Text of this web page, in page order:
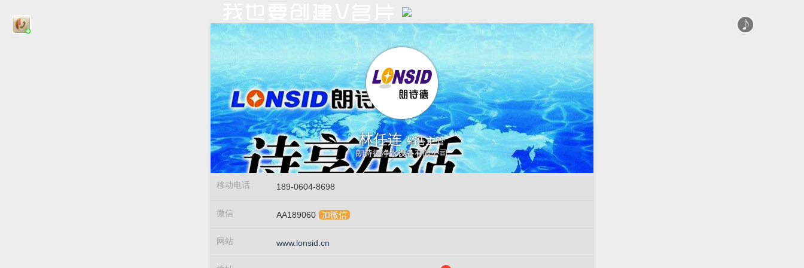
林任连 销售主管
朗诗德净水设备有限公司
移动电话 189-0604-8698
微信 AA189060 加微信
网站 www.lonsid.cn